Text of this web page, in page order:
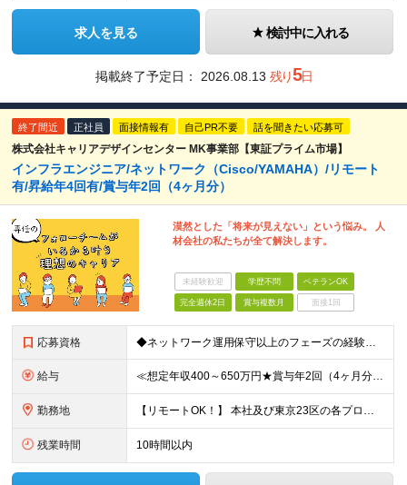
求人を見る 検討中に入れる
掲載終了予定日： 2026.08.13 残り5日
終了間近 正社員 面接情報有 自己PR不要 話を聞きたい応募可
株式会社キャリアデザインセンター MK事業部【東証プライム市場】
インフラエンジニア/ネットワーク（Cisco/YAMAHA）/リモート
有/昇給年4回有/賞与年2回（4ヶ月分）
漠然とした「将来が見えない」という悩み。 人
材会社の私たちが全て解決します。
未経験歓迎 学歴不問 ベテランOK
完全週休2日 賞与複数月 面接1回
応募資格 ◆ネットワーク運用保守以上のフェーズの経験がある方 ※学歴不問 【こんな方をお待ちしています！】 ■上場企業×複数事業運営の安定基盤のもと、着実にスキルアップをしてきたい ■上流工程の経験を通じて、
給与 ≪想定年収400～650万円★賞与年2回（4ヶ月分）★≫ 月給25万円～41.5万円＋賞与年2回（4カ月分）＋各種手当 ※別途、残業代は全額支給します ※試用期間は3ヶ月。その間の給与・待遇に差異はあ
勤務地 【リモートOK！】 本社及び東京23区の各プロジェクト先での勤務となります ※転居を伴う転勤はありません 本社／東京都港区赤坂3-21-20 赤坂ロングビーチビル ★就業場所の変更の範囲：会社が定
残業時間 10時間以内